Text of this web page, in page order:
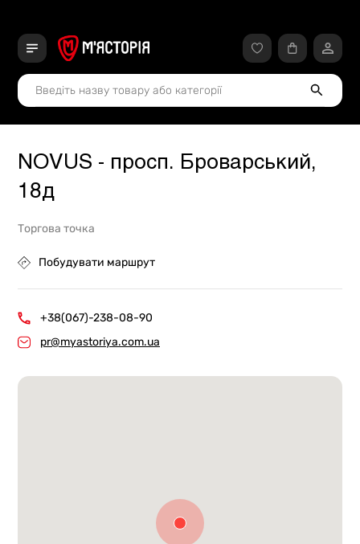
NOVUS - просп. Броварський,
18д
Торгова точка
Побудувати маршрут
+38(067)-238-08-90
pr@myastoriya.com.ua